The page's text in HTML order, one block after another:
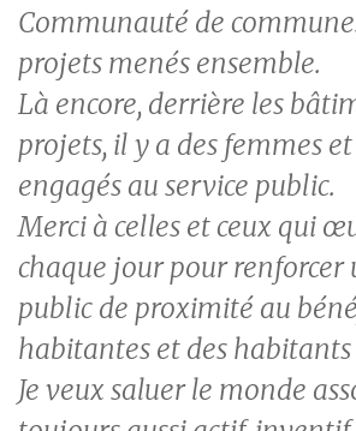
Communauté de
projets menés ensemble.
Là encore, derrière les
projets, il y a des femmes
engagés au service public.
Merci à celles et ceux qui
chaque jour pour renforcer
public de proximité au
habitantes et des
Je veux saluer le monde